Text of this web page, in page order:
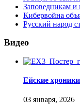
Заповедникам и
Кибервойна
Русский народ
Видео
Ейские